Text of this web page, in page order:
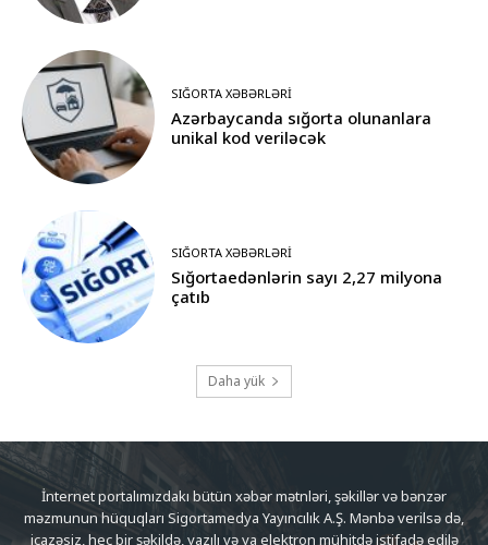
SIĞORTA XƏBƏRLƏRI
Azərbaycanda sığorta olunanlara
unikal kod veriləcək
SIĞORTA XƏBƏRLƏRI
Sığortaedənlərin sayı 2,27 milyona
çatıb
Daha yük
İnternet portalımızdakı bütün xəbər mətnləri, şəkillər və bənzər
məzmunun hüquqları Sigortamedya Yayıncılık A.Ş. Mənbə verilsə də,
icazəsiz, heç bir şəkildə, yazılı və ya elektron mühitdə istifadə edilə